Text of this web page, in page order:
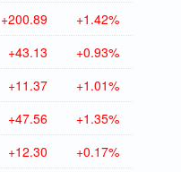
+200.89 +1.42%
+43.13 +0.93%
+11.37 +1.01%
+47.56 +1.35%
+12.30 +0.17%